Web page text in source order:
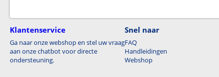
Klantenservice
Ga naar onze webshop en stel uw vraag
aan onze chatbot voor directe
ondersteuning.
Snel naar
FAQ
Handleidingen
Webshop